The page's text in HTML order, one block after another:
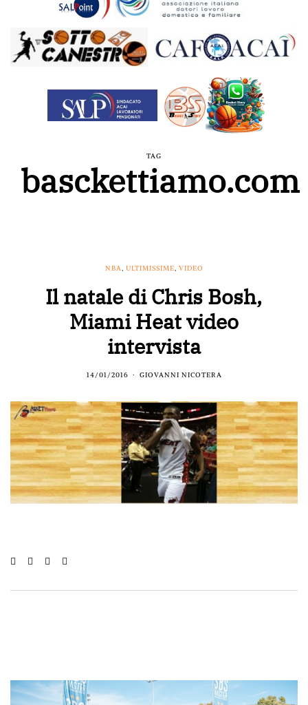
TAG
basckettiamo.com
NBA, ULTIMISSIME, VIDEO
Il natale di Chris Bosh,
Miami Heat video
intervista
14/01/2016 GIOVANNI NICOTERA